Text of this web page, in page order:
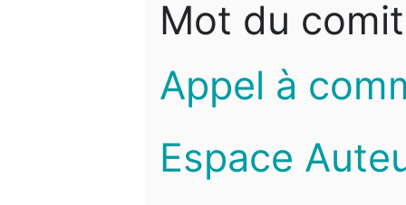
Mot du
Appel à
Espace